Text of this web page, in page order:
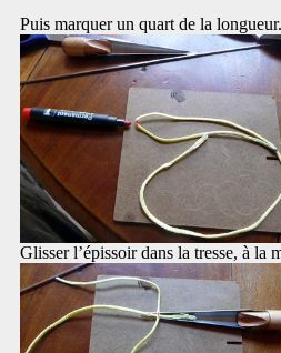
Puis marquer un quart de la longueur.
Glisser l’épissoir dans la tresse, à la